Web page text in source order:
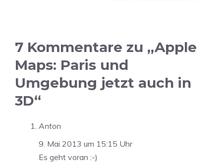
7 Kommentare zu „Apple
Maps: Paris und
Umgebung jetzt auch in
3D“
Anton
9. Mai 2013 um 15:15 Uhr
Es geht voran :-)